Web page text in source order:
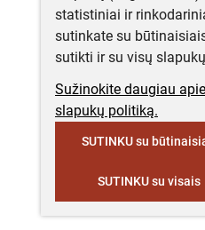
statistiniai ir
sutinkate su
sutikti ir su visų
Sužinokite daugiau
slapukų politiką.
SUTINKU su
SUTINKU su visais